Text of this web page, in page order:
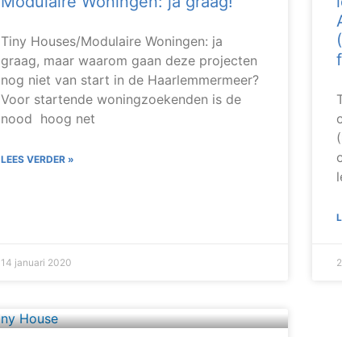
Tiny Houses/Modulaire Woningen: ja
graag, maar waarom gaan deze projecten
nog niet van start in de Haarlemmermeer?
Voor startende woningzoekenden is de
nood hoog net
LEES VERDER »
14 januari 2020